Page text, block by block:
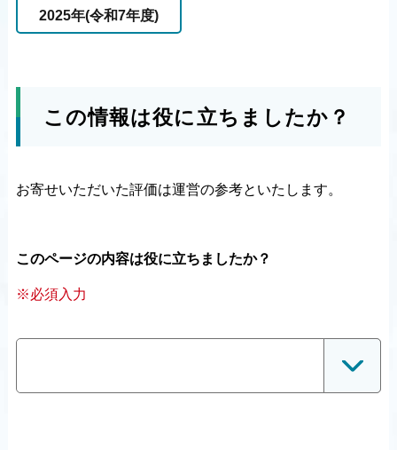
2025年(令和7年度)
この情報は役に立ちましたか？
お寄せいただいた評価は運営の参考といたします。
このページの内容は役に立ちましたか？
※必須入力